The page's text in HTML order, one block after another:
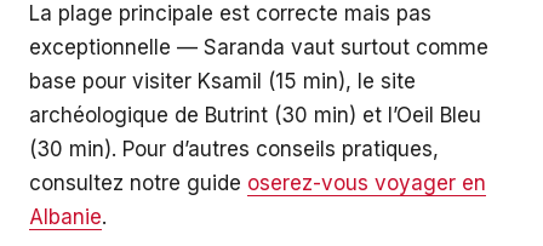
La plage principale est correcte mais pas
exceptionnelle — Saranda vaut surtout comme
base pour visiter Ksamil (15 min), le site
archéologique de Butrint (30 min) et l’Oeil Bleu
(30 min). Pour d’autres conseils pratiques,
consultez notre guide oserez-vous voyager en
Albanie.